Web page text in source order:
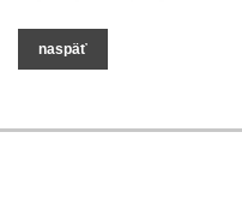
naspäť